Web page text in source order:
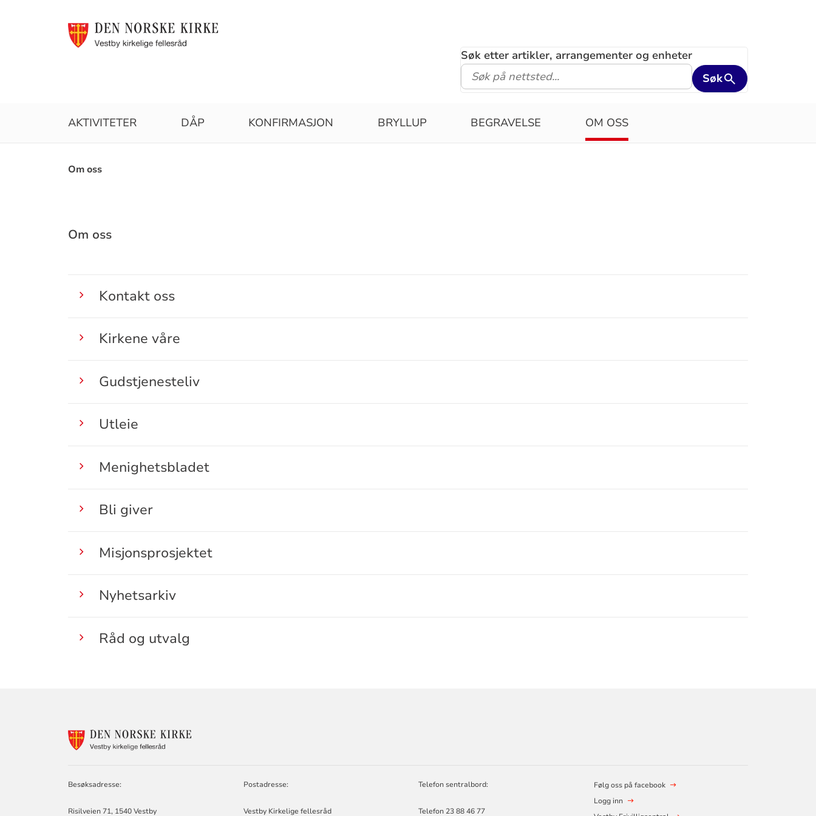
Søk etter artikler, arrangementer og enheter
Søk
AKTIVITETER DÅP KONFIRMASJON BRYLLUP BEGRAVELSE OM OSS
Brødsmulesti
Om oss
Om oss
Kontakt oss
Kirkene våre
Gudstjenesteliv
Utleie
Menighetsbladet
Bli giver
Misjonsprosjektet
Nyhetsarkiv
Råd og utvalg
FELLESRÅD
Besøksadresse:
Risilveien 71, 1540 Vestby
Postadresse:
Vestby Kirkelige fellesråd
Telefon sentralbord:
Telefon 23 88 46 77
Følg oss på facebook
Logg inn